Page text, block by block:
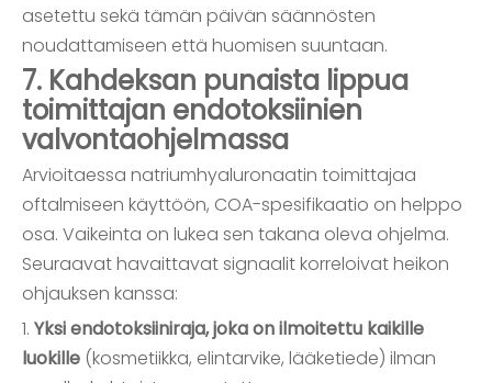
asetettu sekä tämän päivän säännösten
noudattamiseen että huomisen suuntaan.
7. Kahdeksan punaista lippua
toimittajan endotoksiinien
valvontaohjelmassa
Arvioitaessa natriumhyaluronaatin toimittajaa
oftalmiseen käyttöön, COA-spesifikaatio on helppo
osa. Vaikeinta on lukea sen takana oleva ohjelma.
Seuraavat havaittavat signaalit korreloivat heikon
ohjauksen kanssa:
1. Yksi endotoksiiniraja, joka on ilmoitettu kaikille
luokille (kosmetiikka, elintarvike, lääketiede) ilman